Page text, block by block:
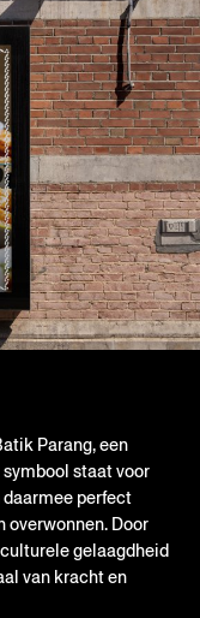
Parang, een
staat voor
perfect
overwonnen. Door
gelaagdheid
van kracht en